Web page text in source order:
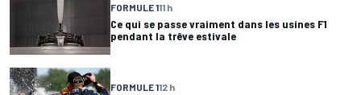
FORMULE 111 h
Ce qui se passe vraiment dans les usines F1
pendant la trêve estivale
FORMULE 112 h